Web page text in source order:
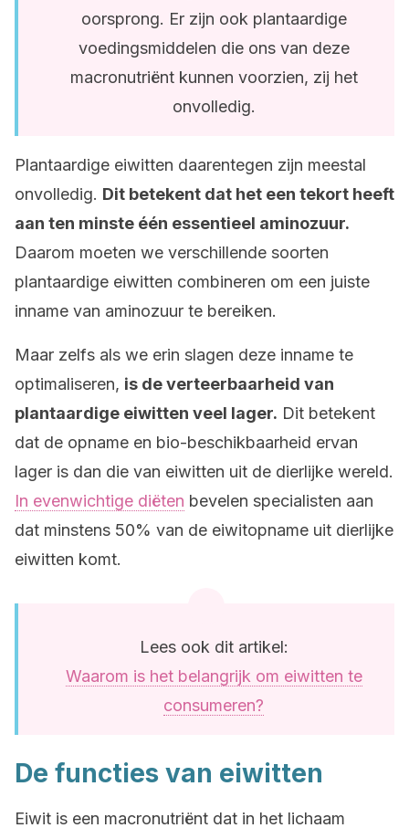
oorsprong. Er zijn ook plantaardige
voedingsmiddelen die ons van deze
macronutriënt kunnen voorzien, zij het
onvolledig.
Plantaardige eiwitten daarentegen zijn meestal
onvolledig. Dit betekent dat het een tekort heeft
aan ten minste één essentieel aminozuur.
Daarom moeten we verschillende soorten
plantaardige eiwitten combineren om een juiste
inname van aminozuur te bereiken.
Maar zelfs als we erin slagen deze inname te
optimaliseren, is de verteerbaarheid van
plantaardige eiwitten veel lager. Dit betekent
dat de opname en bio-beschikbaarheid ervan
lager is dan die van eiwitten uit de dierlijke wereld.
In evenwichtige diëten bevelen specialisten aan
dat minstens 50% van de eiwitopname uit dierlijke
eiwitten komt.
Lees ook dit artikel:
Waarom is het belangrijk om eiwitten te
consumeren?
De functies van eiwitten
Eiwit is een macronutriënt dat in het lichaam